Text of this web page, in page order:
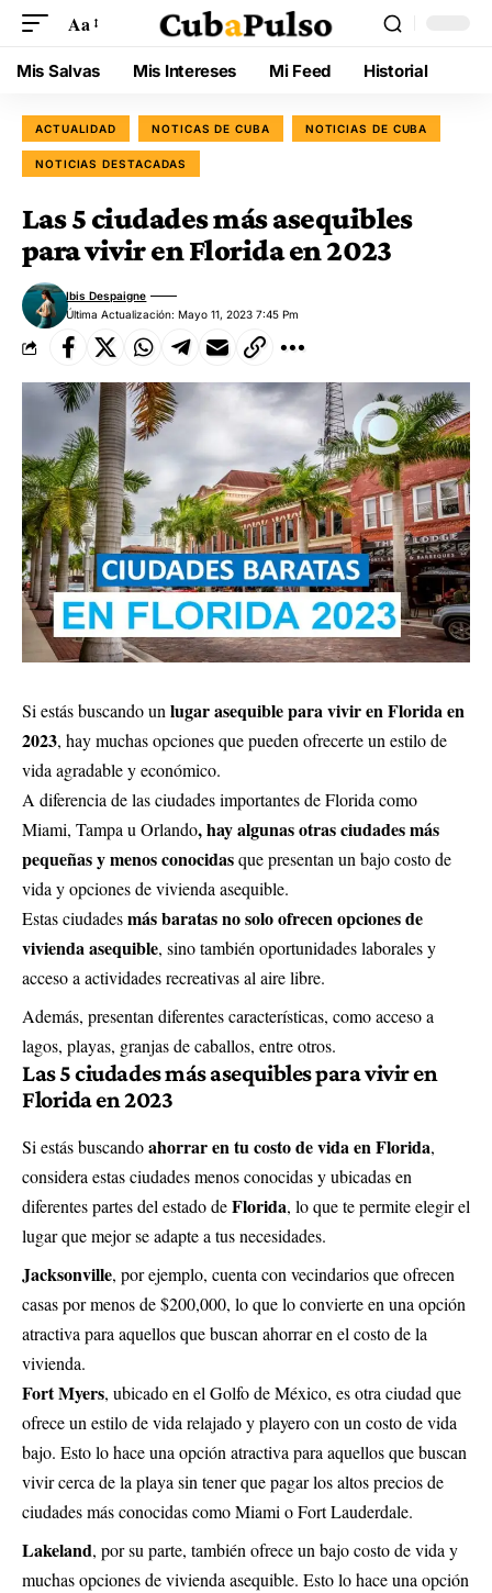
Aa
Mis Salvas Mis Intereses Mi Feed Historial
ACTUALIDAD NOTICAS DE CUBA NOTICIAS DE CUBA
NOTICIAS DESTACADAS
Las 5 ciudades más asequibles
para vivir en Florida en 2023
Última Actualización: Mayo 11, 2023 7:45 Pm
Ibis Despaigne
Si estás buscando un lugar asequible para vivir en Florida en
2023, hay muchas opciones que pueden ofrecerte un estilo de
vida agradable y económico.
A diferencia de las ciudades importantes de Florida como
Miami, Tampa u Orlando, hay algunas otras ciudades más
pequeñas y menos conocidasque presentan un bajo costo de
vida y opciones de vivienda asequible.
Estas ciudadesmás baratas no solo ofrecen opciones de
vivienda asequible, sino también oportunidades laborales y
acceso a actividades recreativas al aire libre.
Además, presentan diferentes características, como acceso a
lagos, playas, granjas de caballos, entre otros.
Las 5 ciudades más asequibles para vivir en
Florida en 2023
Si estás buscandoahorrar en tu costo de vida en Florida,
considera estas ciudades menos conocidas y ubicadas en
diferentes partes del estado deFlorida, lo que te permite elegir el
lugar que mejor se adapte a tus necesidades.
Jacksonville, por ejemplo, cuenta con vecindarios que ofrecen
casas por menos de $200,000, lo que lo convierte en una opción
atractiva para aquellos que buscan ahorrar en el costo de la
vivienda.
Fort Myers, ubicado en el Golfo de México, es otra ciudad que
ofrece un estilo de vida relajado y playero con un costo de vida
bajo. Esto lo hace una opción atractiva para aquellos que buscan
vivir cerca de la playa sin tener que pagar los altos precios de
ciudades más conocidas como Miami o Fort Lauderdale.
Lakeland, por su parte, también ofrece un bajo costo de vida y
muchas opciones de vivienda asequible. Esto lo hace una opción